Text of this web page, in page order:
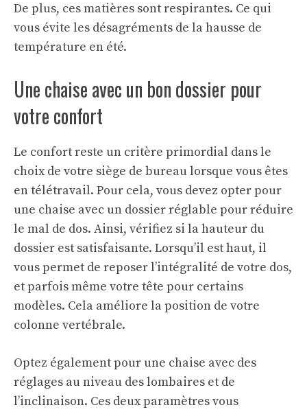
De plus, ces matières sont respirantes. Ce qui
vous évite les désagréments de la hausse de
température en été.
Une chaise avec un bon dossier pour
votre confort
Le confort reste un critère primordial dans le
choix de votre siège de bureau lorsque vous êtes
en télétravail. Pour cela, vous devez opter pour
une chaise avec un dossier réglable pour réduire
le mal de dos. Ainsi, vérifiez si la hauteur du
dossier est satisfaisante. Lorsqu’il est haut, il
vous permet de reposer l’intégralité de votre dos,
et parfois même votre tête pour certains
modèles. Cela améliore la position de votre
colonne vertébrale.
Optez également pour une chaise avec des
réglages au niveau des lombaires et de
l’inclinaison. Ces deux paramètres vous